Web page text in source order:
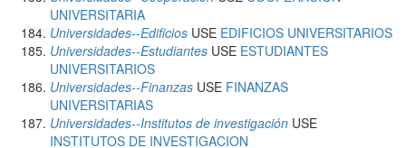
UNIVERSITARIA
Universidades--Edificios USE EDIFICIOS UNIVERSITARIOS
Universidades--Estudiantes USE ESTUDIANTES
UNIVERSITARIOS
Universidades--Finanzas USE FINANZAS
UNIVERSITARIAS
Universidades--Institutos de investigación USE
INSTITUTOS DE INVESTIGACION